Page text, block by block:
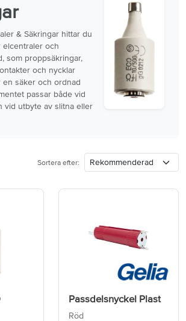
& Säkringar hittar du
elcentraler och
som proppsäkringar,
och nycklar
säker och ordnad
passar både vid
vid utbyte av slitna eller
Sortera efter:
Passdelsnyckel Plast
Röd